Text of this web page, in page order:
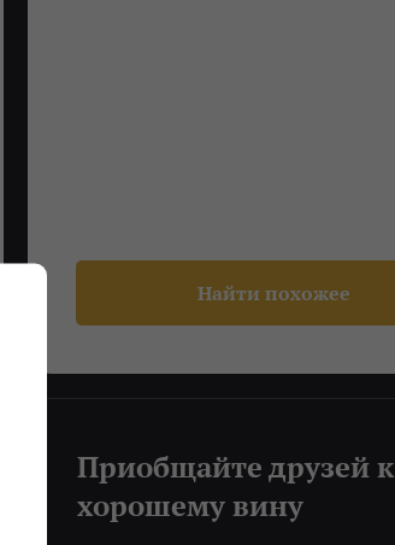
Найти похожее
Приобщайте друзей к
хорошему вину